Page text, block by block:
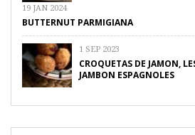
19 JAN 2024
BUTTERNUT PARMIGIANA
1 SEP 2023
CROQUETAS DE JAMON,
JAMBON ESPAGNOLES